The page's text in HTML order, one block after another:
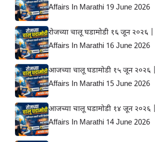
Affairs In Marathi 19 June 2026
रोजच्या चालू घडामोडी १६ जून २०२६
Affairs In Marathi 16 June 2026
आजच्या चालू घडामोडी १५ जून
Affairs In Marathi 15 June 2026
आजच्या चालू घडामोडी १४ जून
Affairs In Marathi 14 June 2026